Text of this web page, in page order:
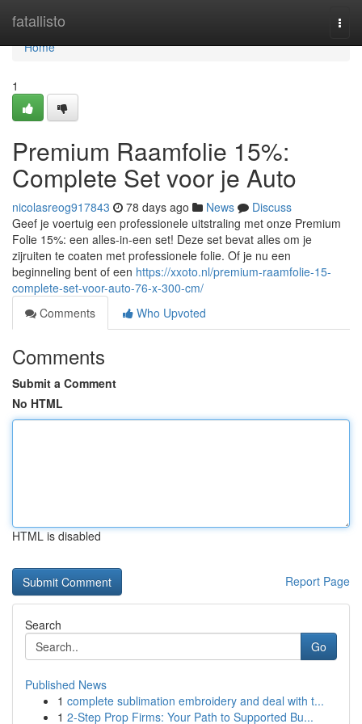
fatallisto
Home
Home
1
Premium Raamfolie 15%:
Complete Set voor je Auto
nicolasreog917843 78 days ago News
Discuss
Geef je voertuig een professionele uitstraling met onze Premium
Folie 15%: een alles-in-een set! Deze set bevat alles om je
zijruiten te coaten met professionele folie. Of je nu een
beginneling bent of een https://xxoto.nl/premium-raamfolie-15-
complete-set-voor-auto-76-x-300-cm/
Comments
Who Upvoted
Comments
Submit a Comment
No HTML
HTML is disabled
Report Page
Search
Go
Published News
1 complete sublimation embroidery and deal with t...
1 2-Step Prop Firms: Your Path to Supported Bu...